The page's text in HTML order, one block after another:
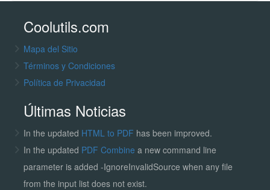
Coolutils.com
Mapa del Sitio
Términos y Condiciones
Política de Privacidad
Últimas Noticias
In the updated HTML to PDF has been improved.
In the updated PDF Combine a new command line
parameter is added -IgnoreInvalidSource when any file
from the input list does not exist.